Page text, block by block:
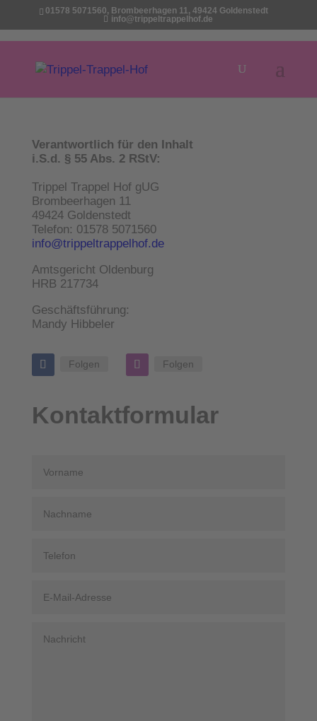
01578 5071560, Brombeerhagen 11, 49424 Goldenstedt
info@trippeltrappelhof.de
Verantwortlich für den Inhalt
i.S.d. § 55 Abs. 2 RStV:
Trippel Trappel Hof gUG
Brombeerhagen 11
49424 Goldenstedt
Telefon: 01578 5071560
info@trippeltrappelhof.de
Amtsgericht Oldenburg
HRB 217734
Geschäftsführung:
Mandy Hibbeler
Folgen Folgen
Kontaktformular